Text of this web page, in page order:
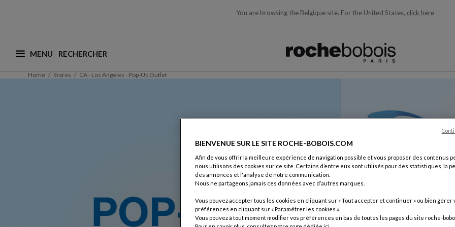
You are browsing the Belgique site. For the United States, click here
MENU
Que recherchez-vous ? (nous adaptons les suggestions en fonction de ce que vous recherchez)
Home Stores CA - Los Angeles - Pop-Up Outlet
BIENVENUE SUR LE SITE ROCHE-BOBOIS.COM
Afin de vous offrir la meilleure expérience de navigation possible et vous proposer des contenus
nous utilisons des cookies sur ce site. Certains d’entre eux sont utilisés pour des statistiques, la
des annonces et l'analyse de notre communication.
Nous ne partageons jamais ces données avec d’autres marques.
Vous pouvez accepter tous les cookies en cliquant sur « Tout accepter et continuer » ou bien gérer
préférences en cliquant sur « Paramétrer les cookies ».
Vous pouvez à tout moment modifier vos préférences en bas de toutes les pages du site roche-